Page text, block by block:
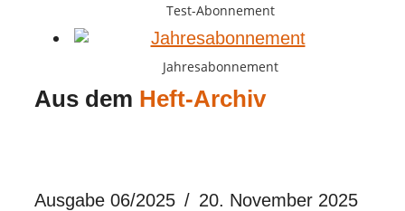
Test-Abonnement
Jahresabonnement
Aus dem Heft-Archiv
Ausgabe 06/2025 20. November 2025